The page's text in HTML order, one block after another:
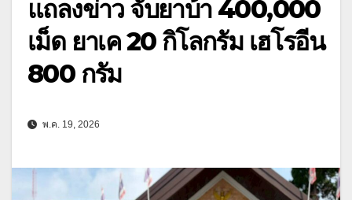
แถลงข่าว จับยาบ้า 400,000
เม็ด ยาเค 20 กิโลกรัม เฮโรอีน
800 กรัม
พ.ค. 19, 2026